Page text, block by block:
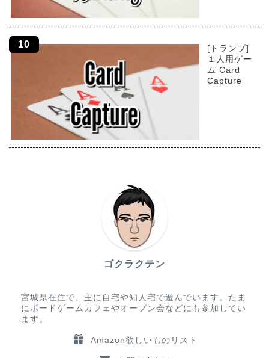
[トランプ]
１人用ゲー
ム Card
Capture
ゴクラクテン
宮城県在住で、主に自宅や知人宅で遊んでいます。たま
にボードゲームカフェやオープン会などにも参加してい
ます。
Amazon欲しいものリスト